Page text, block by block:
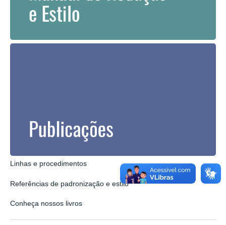
Linhas e procedimentos
Referências de padronização e estilo
Conheça nossos livros